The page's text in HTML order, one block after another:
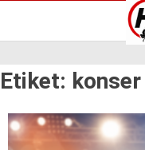
GALERİ
Aydın Haberleri
Aydın nöbetçi eczaneler
Etiket: konser